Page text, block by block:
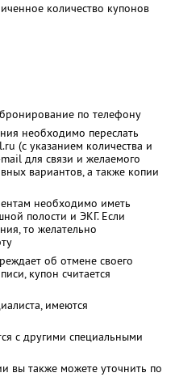
количество купонов
по телефону
необходимо переслать
(с указанием количества и
для связи и желаемого
вариантов, а также копии
необходимо иметь
полости и ЭКГ. Если
то желательно
об отмене своего
купон считается
имеются
с другими специальными
вы также можете уточнить по